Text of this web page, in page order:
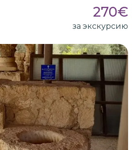
270€
за экскурсию